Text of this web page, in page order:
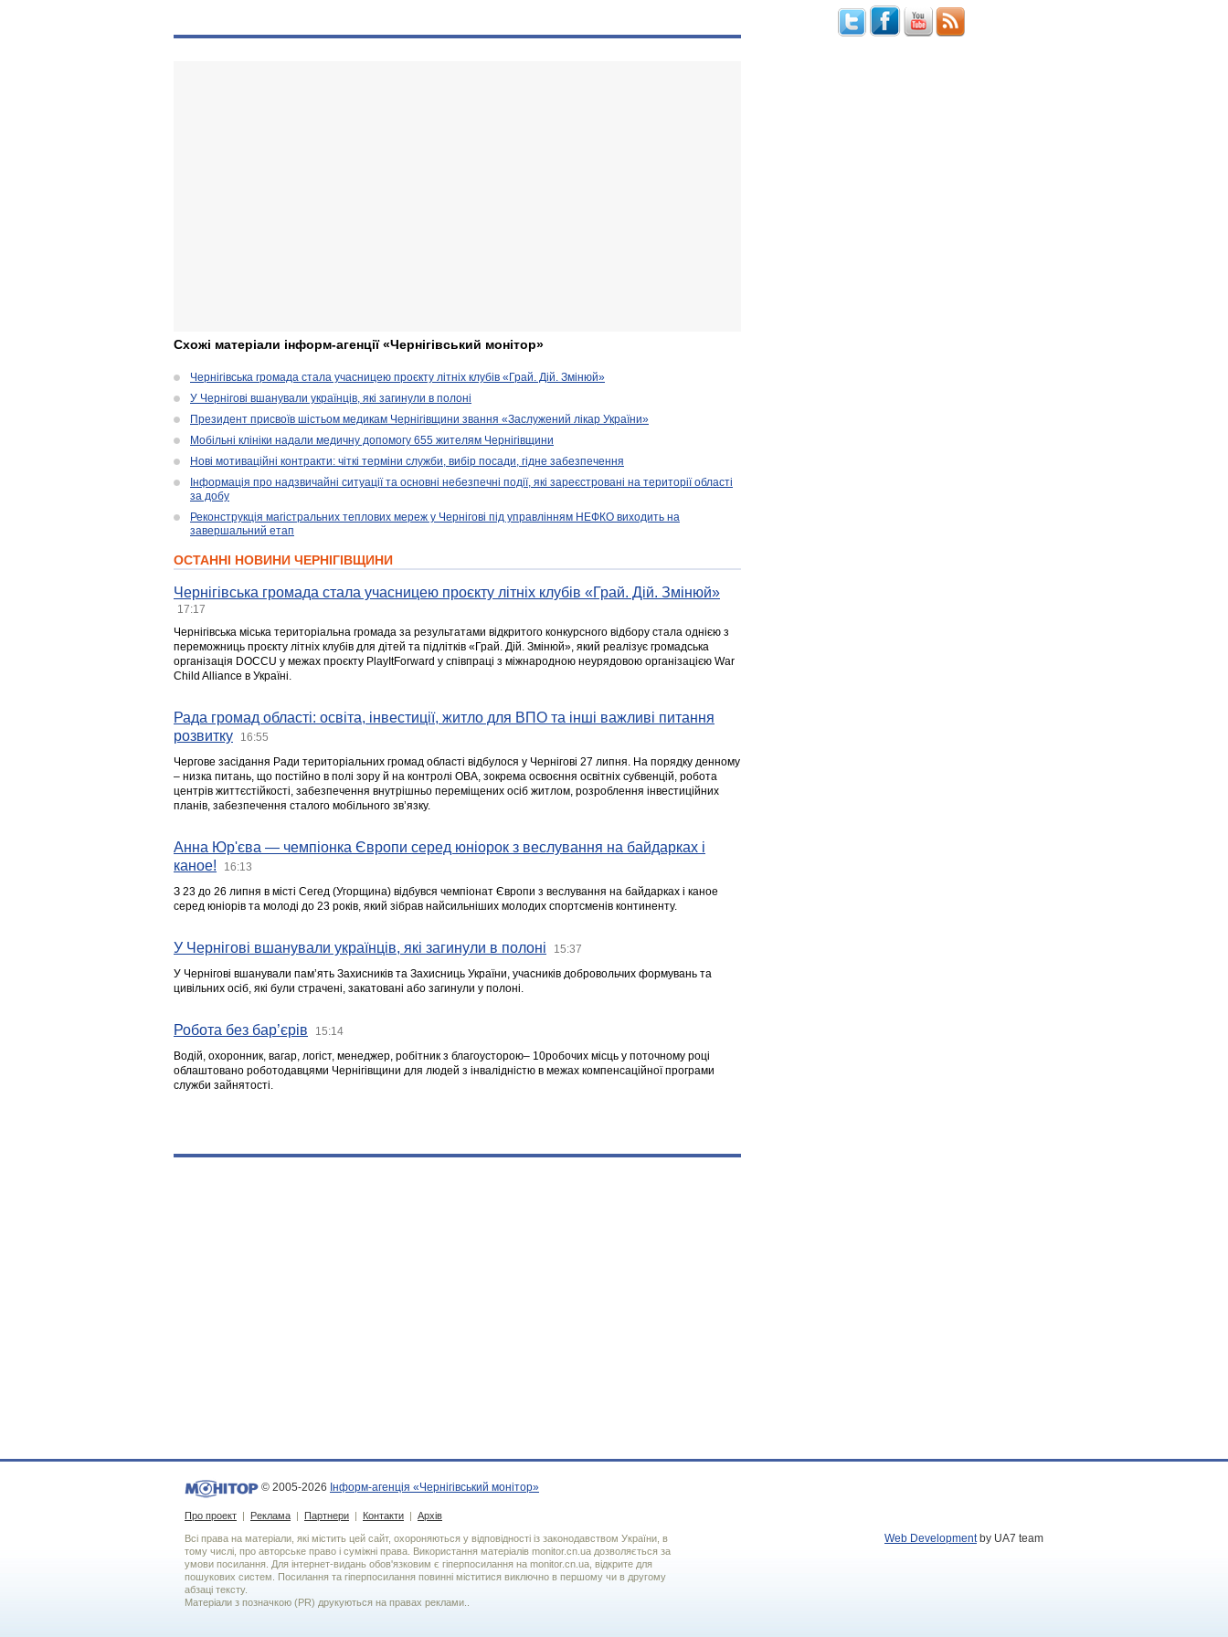
Схожі матеріали інформ-агенції «Чернігівський монітор»
Чернігівська громада стала учасницею проєкту літніх клубів «Грай. Дій. Змінюй»
У Чернігові вшанували українців, які загинули в полоні
Президент присвоїв шістьом медикам Чернігівщини звання «Заслужений лікар України»
Мобільні клініки надали медичну допомогу 655 жителям Чернігівщини
Нові мотиваційні контракти: чіткі терміни служби, вибір посади, гідне забезпечення
Інформація про надзвичайні ситуації та основні небезпечні події, які зареєстровані на території області
за добу
Реконструкція магістральних теплових мереж у Чернігові під управлінням НЕФКО виходить на
завершальний етап
ОСТАННІ НОВИНИ ЧЕРНІГІВЩИНИ
Чернігівська громада стала учасницею проєкту літніх клубів «Грай. Дій. Змінюй»
17:17
Чернігівська міська територіальна громада за результатами відкритого конкурсного відбору стала однією з
переможниць проєкту літніх клубів для дітей та підлітків «Грай. Дій. Змінюй», який реалізує громадська
організація DOCCU у межах проєкту PlayItForward у співпраці з міжнародною неурядовою організацією War
Child Alliance в Україні.
Рада громад області: освіта, інвестиції, житло для ВПО та інші важливі питання
розвитку
16:55
Чергове засідання Ради територіальних громад області відбулося у Чернігові 27 липня. На порядку денному
– низка питань, що постійно в полі зору й на контролі ОВА, зокрема освоєння освітніх субвенцій, робота
центрів життєстійкості, забезпечення внутрішньо переміщених осіб житлом, розроблення інвестиційних
планів, забезпечення сталого мобільного зв’язку.
Анна Юр'єва — чемпіонка Європи серед юніорок з веслування на байдарках і
каное!
16:13
З 23 до 26 липня в місті Сегед (Угорщина) відбувся чемпіонат Європи з веслування на байдарках і каное
серед юніорів та молоді до 23 років, який зібрав найсильніших молодих спортсменів континенту.
У Чернігові вшанували українців, які загинули в полоні 15:37
У Чернігові вшанували пам’ять Захисників та Захисниць України, учасників добровольчих формувань та
цивільних осіб, які були страчені, закатовані або загинули у полоні.
Робота без бар’єрів 15:14
Водій, охоронник, вагар, логіст, менеджер, робітник з благоусторою– 10робочих місць у поточному році
облаштовано роботодавцями Чернігівщини для людей з інвалідністю в межах компенсаційної програми
служби зайнятості.
© 2005-2026 Інформ-агенція «Чернігівський монітор»
Про проект | Реклама | Партнери | Контакти | Архів
Всі права на матеріали, які містить цей сайт, охороняються у відповідності із законодавством України, в
тому числі, про авторське право і суміжні права. Використання матерiалiв monitor.cn.ua дозволяється за
умови посилання. Для iнтернет-видань обов'язковим є гiперпосилання на monitor.cn.ua, відкрите для
пошукових систем. Посилання та гіперпосилання повинні міститися виключно в першому чи в другому
абзаці тексту.
Матеріали з позначкою (PR) друкуються на правах реклами..
Web Developmentby UA7 team